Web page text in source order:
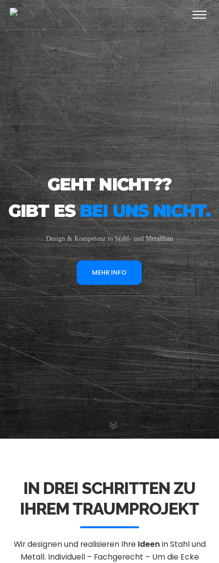
GEHT NICHT??
GIBT ESBEI UNS NICHT.
Design & Kompetenz in Stahl- und Metallbau
MEHR INFO
IN DREI SCHRITTEN ZU
IHREM TRAUMPROJEKT
Wir designen und realisieren Ihre Ideenin Stahl und
Metall. Individuell – Fachgerecht – Um die Ecke